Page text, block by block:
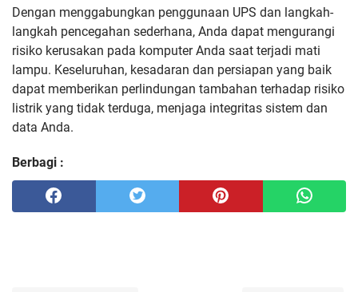
Dengan menggabungkan penggunaan UPS dan langkah-
langkah pencegahan sederhana, Anda dapat mengurangi
risiko kerusakan pada komputer Anda saat terjadi mati
lampu. Keseluruhan, kesadaran dan persiapan yang baik
dapat memberikan perlindungan tambahan terhadap risiko
listrik yang tidak terduga, menjaga integritas sistem dan
data Anda.
Berbagi :